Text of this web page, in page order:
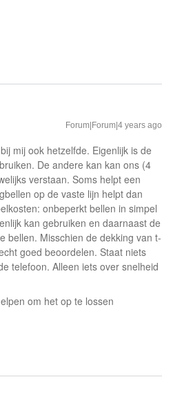
Forum|Forum|4 years ago
mij ook hetzelfde. Eigenlijk is de
De andere kan kan ons (4
verstaan. Soms helpt een
op de vaste lijn helpt dan
onbeperkt bellen in simpel
kan gebruiken en daarnaast de
bellen. Misschien de dekking van t-
goed beoordelen. Staat niets
telefoon. Alleen iets over snelheid
om het op te lossen